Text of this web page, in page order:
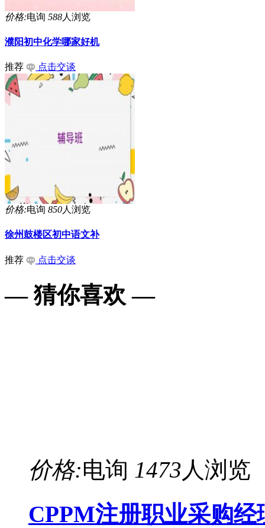
价格:电询 588人浏览
濮阳初中化学哪家好机
推荐 点击交谈
价格:电询 850人浏览
徐州鼓楼区初中语文补
推荐 点击交谈
— 猜你喜欢 —
价格:电询 1473人浏览
CPPM注册职业采购经